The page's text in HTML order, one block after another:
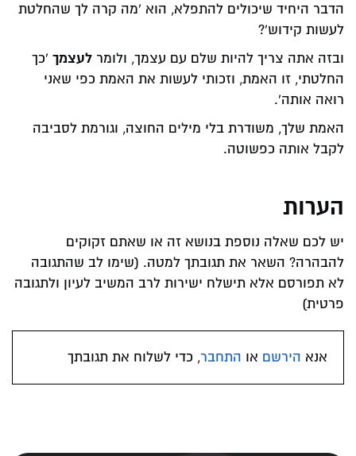
הדבר היחיד שיכולים להתפלא, הוא 'מה קרה לך שהחלטת
לעשות קידוש'?
ובזה אתה צריך להיות שלם עם עצמך, ולומר לעצמך 'כך
החלטתי, זו האמת, וזכותי לעשות את האמת כפי שאני
רואה אותה'.
האמת שלך, משודרת בלי מילים החוצה, וגורמת לסביבה
לקבל אותה כפשוטה.
הערות
יש לכם שאלה נוספת בנושא זה או שאתם זקוקים
להבהרה? השאר את תגובתך למטה. (שימו לב שהתגובה
לא תפורסם אלא תישלח ישירות לרב המשיב לעיון ולתגובה
פרטית)
אנא הירשם או התחבר, כדי לשלוח את תגובתך